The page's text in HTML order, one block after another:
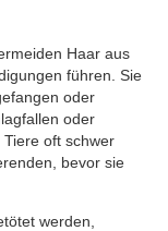
Haar aus
führen. Sie
oder
oder
oft schwer
bevor sie
werden,